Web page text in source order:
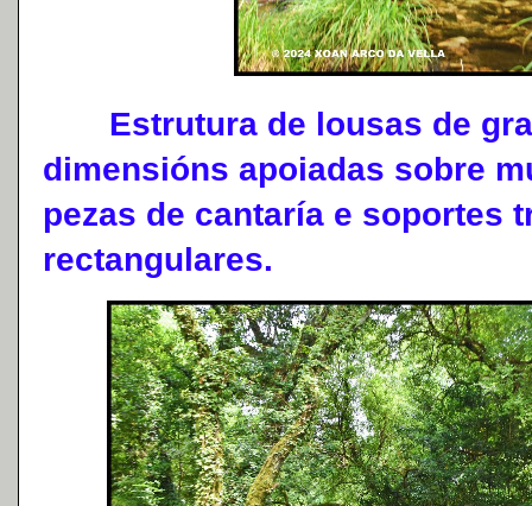
Estrutura de lousas de
dimensións apoiadas sobre
pezas de cantaría e soportes
rectangulares.